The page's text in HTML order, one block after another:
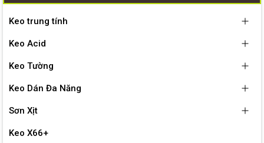
Keo trung tính
Keo Acid
Keo Tường
Keo Dán Đa Năng
Sơn Xịt
Keo X66+